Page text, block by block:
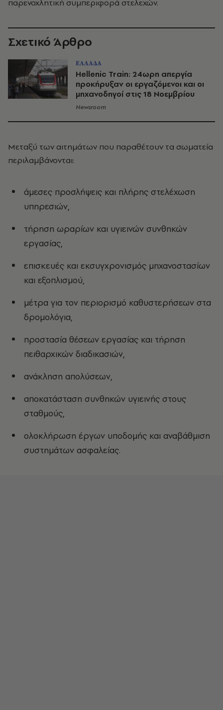
παρενοχλητική συμπεριφορά στελεχών.
Σχετικό Άρθρο
ΕΛΛΑΔΑ
Hellenic Train: 24ωρη απεργία
προκήρυξαν οι εργαζόμενοι και οι
μηχανοδηγοί στις 18 Νοεμβρίου
Newsroom
Μεταξύ των αιτημάτων που παραθέτουν τα σωματεία
περιλαμβάνονται:
άμεσες προσλήψεις και πλήρης στελέχωση
υπηρεσιών,
τήρηση ωραρίων και υγιεινών συνθηκών
εργασίας,
επισκευές και εκσυγχρονισμός μηχανοστασίων
και εξοπλισμού,
μέτρα για τον περιορισμό καθυστερήσεων στα
δρομολόγια,
προστασία θέσεων εργασίας και τήρηση
πειθαρχικών διαδικασιών,
ανάκληση απολύσεων,
αποκατάσταση συνθηκών υγιεινής στους
σταθμούς,
ολοκλήρωση έργων υποδομής και αναβάθμιση
συστημάτων ασφαλείας.